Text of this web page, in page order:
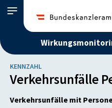
KENNZAHL
Verkehrsunfälle
Verkehrsunfälle mit